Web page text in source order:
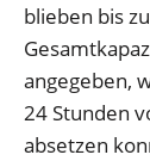
blieben bis
angegeben,
24 Stunden
absetzen